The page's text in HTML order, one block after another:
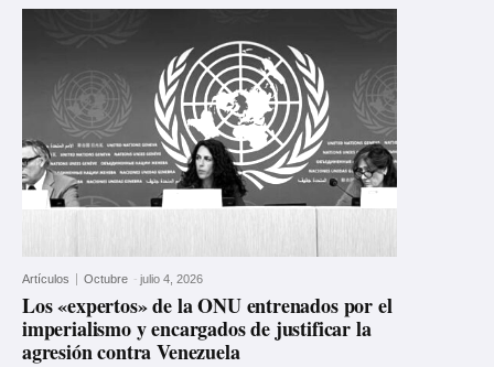
Artículos Octubre - julio 4, 2026
Los «expertos» de la ONU entrenados por el
imperialismo y encargados de justificar la
agresión contra Venezuela